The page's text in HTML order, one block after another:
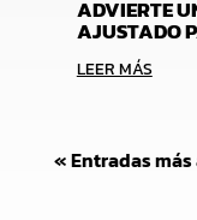
ADVIERTE
AJUSTADO
LEER MÁS
« Entradas